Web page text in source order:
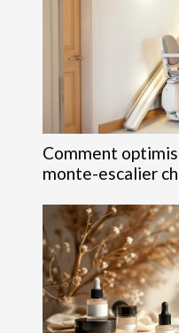
Comment
monte-escalier